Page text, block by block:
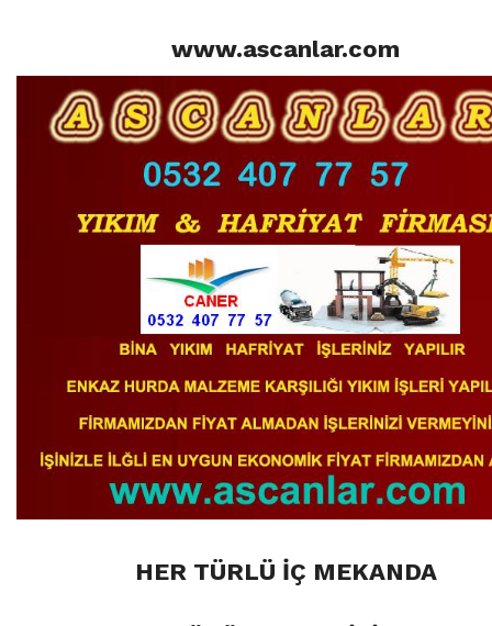
www.ascanlar.com
HER TÜRLÜ İÇ MEKANDA